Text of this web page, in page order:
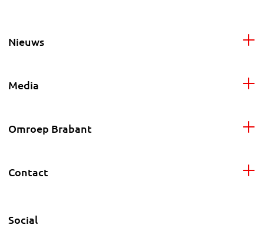
Nieuws
Media
Omroep Brabant
Contact
Social